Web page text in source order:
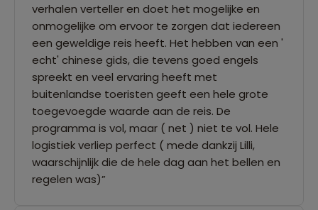
verhalen verteller en doet het mogelijke en
onmogelijke om ervoor te zorgen dat iedereen
een geweldige reis heeft. Het hebben van een '
echt' chinese gids, die tevens goed engels
spreekt en veel ervaring heeft met
buitenlandse toeristen geeft een hele grote
toegevoegde waarde aan de reis. De
programma is vol, maar ( net ) niet te vol. Hele
logistiek verliep perfect ( mede dankzij Lilli,
waarschijnlijk die de hele dag aan het bellen en
regelen was)”